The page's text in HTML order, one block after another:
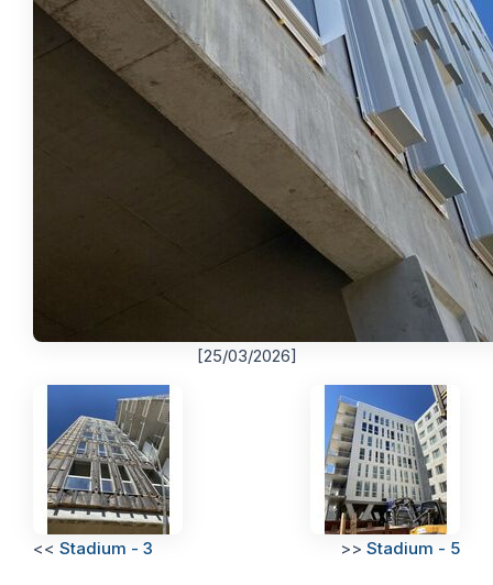
[25/03/2026]
<< Stadium - 3 >> Stadium - 5